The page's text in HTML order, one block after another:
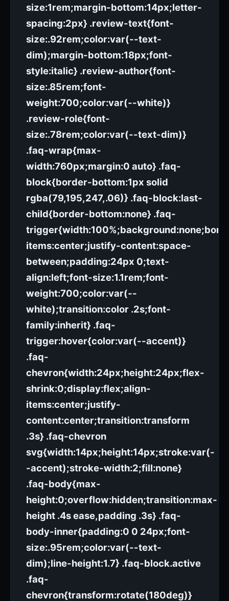
size:1rem;margin-bottom:14px;letter-
spacing:2px} .review-text{font-
size:.92rem;color:var(--text-
dim);margin-bottom:18px;font-
style:italic} .review-author{font-
size:.85rem;font-
weight:700;color:var(--white)}
.review-role{font-
size:.78rem;color:var(--text-dim)}
.faq-wrap{max-
width:760px;margin:0 auto} .faq-
block{border-bottom:1px solid
rgba(79,195,247,.06)} .faq-block:last-
child{border-bottom:none} .faq-
items:center;justify-content:space-
between;padding:24px 0;text-
align:left;font-size:1.1rem;font-
weight:700;color:var(--
white);transition:color .2s;font-
family:inherit} .faq-
trigger:hover{color:var(--accent)}
.faq-
chevron{width:24px;height:24px;flex-
shrink:0;display:flex;align-
items:center;justify-
content:center;transition:transform
.3s} .faq-chevron
svg{width:14px;height:14px;stroke:var(-
-accent);stroke-width:2;fill:none}
.faq-body{max-
height:0;overflow:hidden;transition:max-
height .4s ease,padding .3s} .faq-
body-inner{padding:0 0 24px;font-
size:.95rem;color:var(--text-
dim);line-height:1.7} .faq-block.active
.faq-
chevron{transform:rotate(180deg)}